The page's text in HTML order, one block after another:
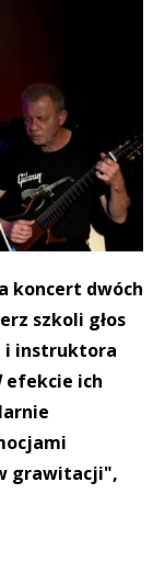
koncert dwóch
szkoli głos
i instruktora
efekcie ich
grawitacji",